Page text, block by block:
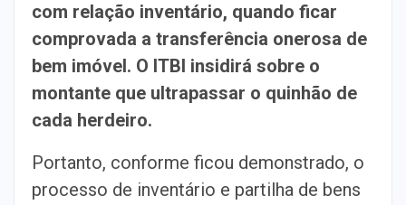
com relação inventário, quando ficar
comprovada a transferência onerosa de
bem imóvel. O ITBI insidirá sobre o
montante que ultrapassar o quinhão de
cada herdeiro.
Portanto, conforme ficou demonstrado, o
processo de inventário e partilha de bens